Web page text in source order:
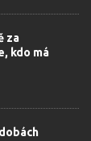
za
kdo má